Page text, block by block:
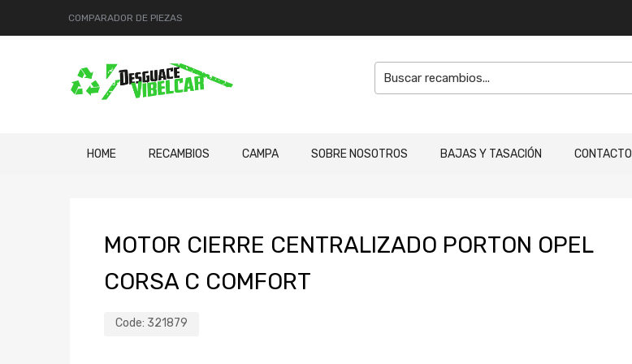
COMPARADOR DE PIEZAS
HOME RECAMBIOS CAMPA SOBRE NOSOTROS BAJAS Y TASACIÓN CONTACTO
MOTOR CIERRE CENTRALIZADO PORTON OPEL
CORSA C COMFORT
Code: 321879